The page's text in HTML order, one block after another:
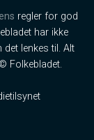
regler for god
har ikke
lenkes til. Alt
Folkebladet.